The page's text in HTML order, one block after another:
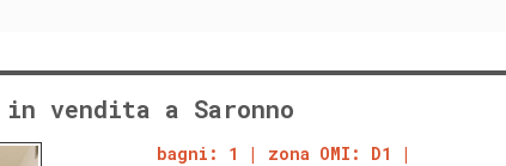
in vendita a Saronno
bagni: 1 zona OMI: D1